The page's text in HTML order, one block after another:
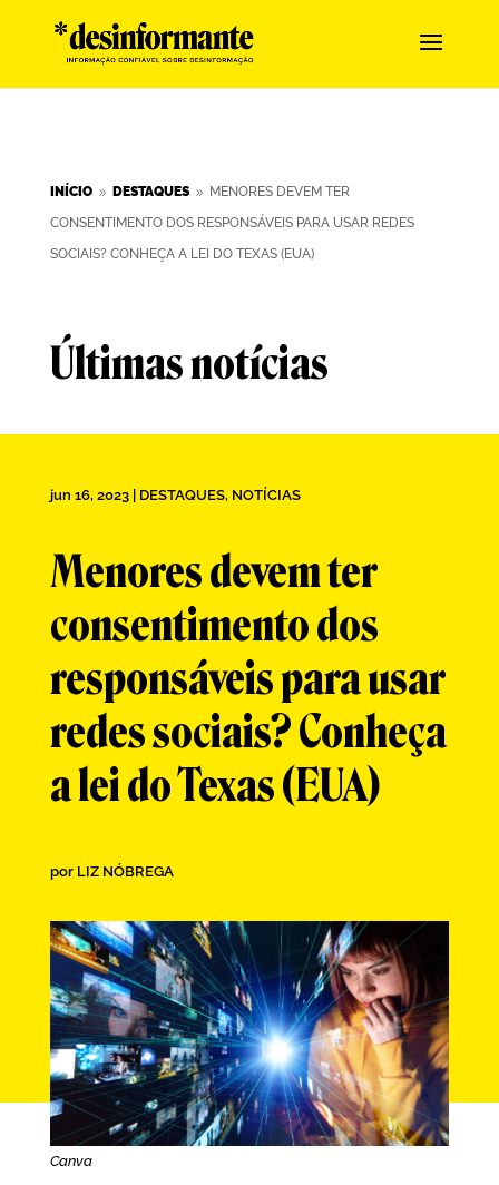
INÍCIO 9 DESTAQUES 9
MENORES DEVEM TER
CONSENTIMENTO DOS RESPONSÁVEIS PARA USAR REDES
SOCIAIS? CONHEÇA A LEI DO TEXAS (EUA)
Últimas notícias
jun 16, 2023| DESTAQUES, NOTÍCIAS
Menores devem ter
consentimento dos
responsáveis para usar
redes sociais? Conheça
a lei do Texas (EUA)
por LIZ NÓBREGA
Canva